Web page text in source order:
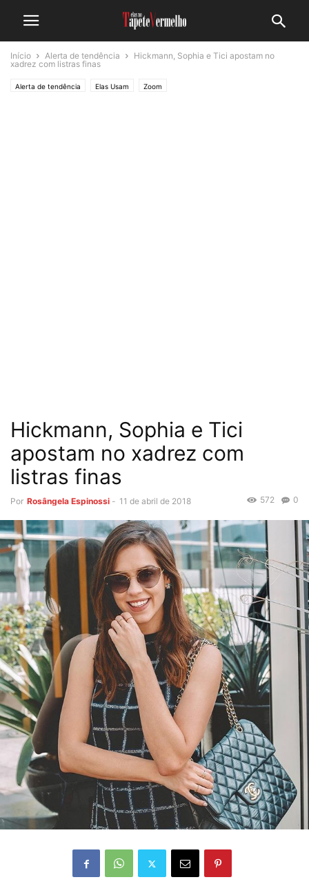
Início Alerta de tendência
Hickmann, Sophia e Tici apostam no
xadrez com listras finas
Alerta de tendência Elas Usam Zoom
Hickmann, Sophia e Tici
apostam no xadrez com
listras finas
Por Rosângela Espinossi - 11 de abril de 2018 0
572